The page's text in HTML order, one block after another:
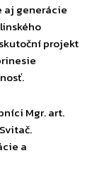
aj generácie
projekt
Mgr. art.
a